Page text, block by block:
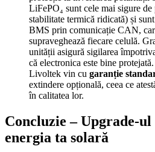
LiFePO₄ sunt cele mai sigure
stabilitate termică ridicată) și
BMS prin comunicație CAN,
supraveghează fiecare celulă.
unității asigură sigilarea
că electronica este bine
Livoltek vin cu garanție
extindere opțională, ceea ce
în calitatea lor.
Concluzie – Upgrade-
energia ta solară